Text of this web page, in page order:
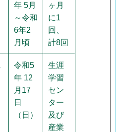
年 5月
～令和
6年2
月頃
ヶ月
に1
回、
計8回
令和5
年 12
月17
日
（日）
生涯
学習
セン
ター
及び
産業